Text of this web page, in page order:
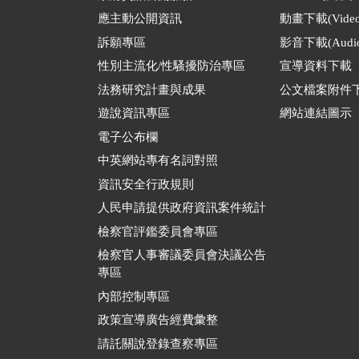
應主動公開資訊
訴願專區
性別主流化/性騷擾防治專區
法務研究計畫與成果
遊說資訊專區
電子公布欄
中英網站專有名詞對照
資訊安全行政規則
人民申請提供政府資訊案件統計
檢察官評鑑委員會專區
檢察官人事審議委員會決議公告
專區
內部控制專區
政策宣導廣告經費彙整
請託關說登錄查察專區
動畫下載
影音下載
宣導資料下載
公文檔案附件
網站連結圖示